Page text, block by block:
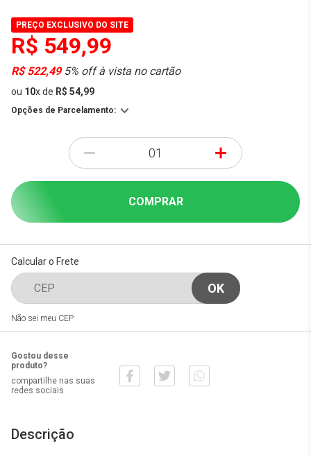
PREÇO EXCLUSIVO DO SITE
R$ 549,99
R$ 522,495% off à vista no cartão
ou 10xde R$ 54,99
Opções de Parcelamento:
- +
COMPRAR
Calcular o Frete
Não sei meu CEP
Gostou desse
produto?
compartilhe nas suas
redes sociais
Descrição